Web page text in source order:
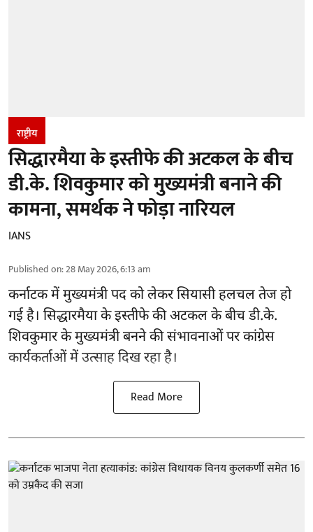
राष्ट्रीय
सिद्धारमैया के इस्तीफे की अटकल के बीच
डी.के. शिवकुमार को मुख्यमंत्री बनाने की
कामना, समर्थक ने फोड़ा नारियल
IANS
Published on:28 May 2026, 6:13 am
कर्नाटक में मुख्यमंत्री पद को लेकर सियासी हलचल तेज हो
गई है। सिद्धारमैया के इस्तीफे की अटकल के बीच डी.के.
शिवकुमार के मुख्यमंत्री बनने की संभावनाओं पर कांग्रेस
कार्यकर्ताओं में उत्साह दिख रहा है।
Read More